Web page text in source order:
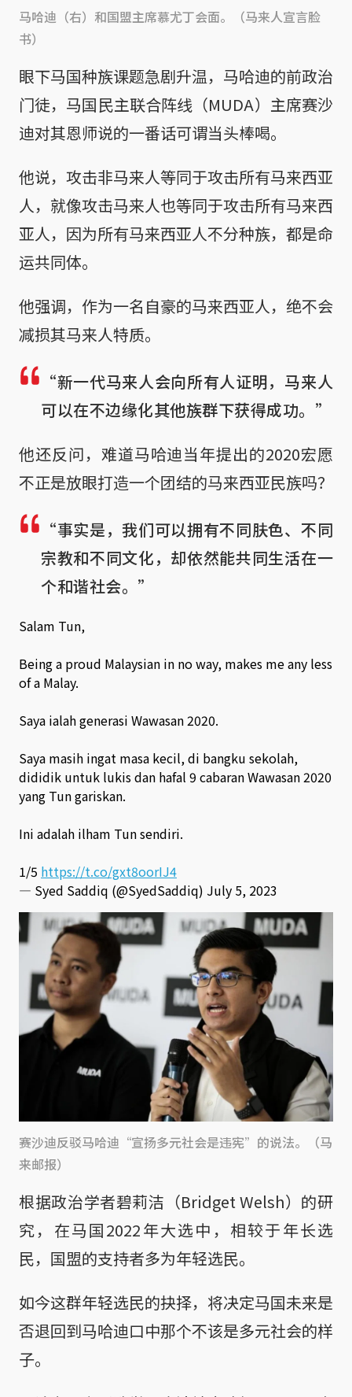
马哈迪（右）和国盟主席慕尤丁会面。（马来人宣言脸
书）
眼下马国种族课题急剧升温，马哈迪的前政治
门徒，马国民主联合阵线（MUDA）主席赛沙
迪对其恩师说的一番话可谓当头棒喝。
他说，攻击非马来人等同于攻击所有马来西亚
人，就像攻击马来人也等同于攻击所有马来西
亚人，因为所有马来西亚人不分种族，都是命
运共同体。
他强调，作为一名自豪的马来西亚人，绝不会
减损其马来人特质。
“新一代马来人会向所有人证明，马来人
可以在不边缘化其他族群下获得成功。”
他还反问，难道马哈迪当年提出的2020宏愿
不正是放眼打造一个团结的马来西亚民族吗？
“事实是，我们可以拥有不同肤色、不同
宗教和不同文化，却依然能共同生活在一
个和谐社会。”
Salam Tun,
Being a proud Malaysian in no way, makes me any less
of a Malay.
Saya ialah generasi Wawasan 2020.
Saya masih ingat masa kecil, di bangku sekolah,
dididik untuk lukis dan hafal 9 cabaran Wawasan 2020
yang Tun gariskan.
Ini adalah ilham Tun sendiri.
1/5 https://t.co/gxt8oorIJ4
— Syed Saddiq (@SyedSaddiq) July 5, 2023
赛沙迪反驳马哈迪“宣扬多元社会是违宪”的说法。（马
来邮报）
根据政治学者碧莉洁（Bridget Welsh）的研
究，在马国2022年大选中，相较于年长选
民，国盟的支持者多为年轻选民。
如今这群年轻选民的抉择，将决定马国未来是
否退回到马哈迪口中那个不该是多元社会的样
子。